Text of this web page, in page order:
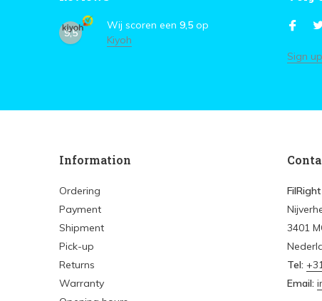
9,5
Wij scoren een 9,5 op
Kiyoh
Sign
Information
Ordering
Payment
Shipment
Pick-up
Returns
Warranty
FilRight
3401
Tel:
Email: